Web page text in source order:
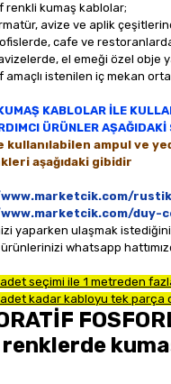
renkli kumaş kablolar;
avize ve aplik
cafe ve
el emeği özel obje
amaçlı istenilen iç mekan
KABLOLAR İLE
ÜRÜNLER
kullanılabilen ampul ve
aşağıdaki gibidir
duy-
yaparken ulaşmak
whatsapp
seçimi ile 1 metreden
kadar kabloyu tek parça
renklerde